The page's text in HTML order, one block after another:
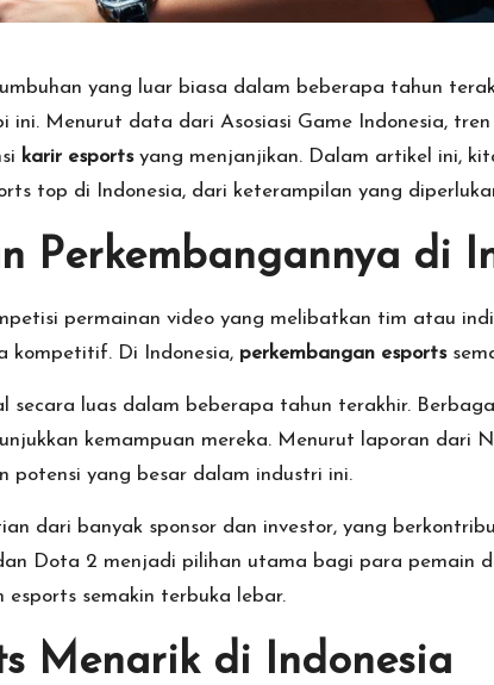
yang luar biasa dalam beberapa tahun
ini. Menurut data dari Asosiasi Game Indonesia,
karir esportsyang menjanjikan. Dalam artikel ini,
top di Indonesia, dari keterampilan yang
Perkembangannya di
permainan video yang melibatkan tim atau
kompetitif. Di Indonesia, perkembangan esports
secara luas dalam beberapa tahun terakhir.
kemampuan mereka. Menurut laporan dari
potensi yang besar dalam industri ini.
dari banyak sponsor dan investor, yang
Dota 2 menjadi pilihan utama bagi para pemain
semakin terbuka lebar.
Menarik di Indonesia